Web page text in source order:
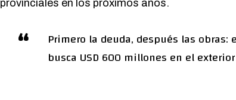
provinciales en los próximos años.
Primero la deuda, después las obras:
busca USD 600 millones en el exterior